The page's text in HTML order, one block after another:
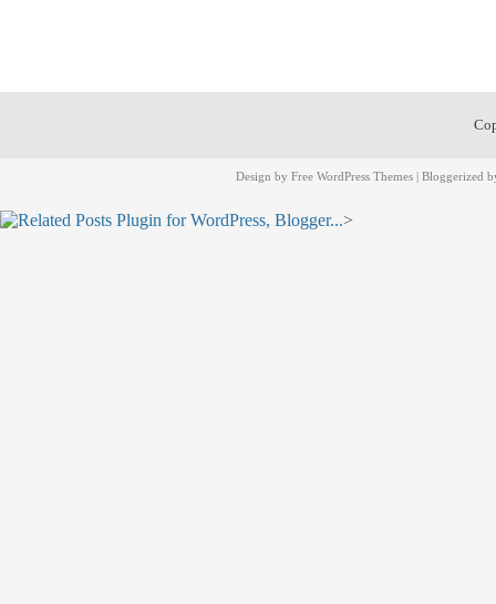
Design by Free WordPress Themes | Bloggerized
>